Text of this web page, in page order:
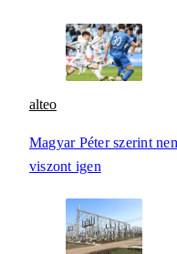
alteo
Magyar Péter szerint
viszont igen